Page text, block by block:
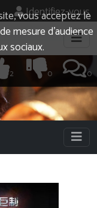
vous acceptez le
mesure d’audience
sociaux.
Identifiez-vous
0
0
2